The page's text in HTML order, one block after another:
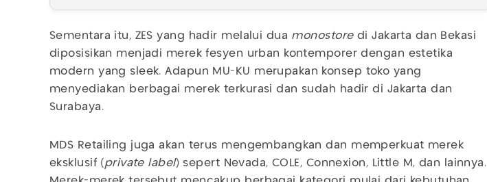
Sementara itu, ZES yang hadir melalui dua monostore di Jakarta dan Bekasi
diposisikan menjadi merek fesyen urban kontemporer dengan estetika
modern yang sleek. Adapun MU-KU merupakan konsep toko yang
menyediakan berbagai merek terkurasi dan sudah hadir di Jakarta dan
Surabaya.
MDS Retailing juga akan terus mengembangkan dan memperkuat merek
eksklusif ( private label) sepert Nevada, COLE, Connexion, Little M, dan lainnya.